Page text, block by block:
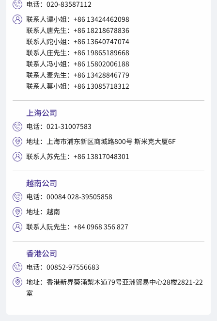
 电话：020-83587112

联系人谭小姐：+86 13424462098
联系人唐先生：+86 18218678836
联系人陀小姐：+86 13640747074
联系人庄先生：+86 19865189668
联系人冯小姐：+86 15802006188
联系人麦先生：+86 13428846779
联系人莫小姐：+86 13085718312
上海公司
 电话：021-31007583
 地址：上海市浦东新区商城路800号 斯米克大厦6F
 联系人苏先生：+86 13817048301
越南公司
 电话：00084 028-39505858
 地址：越南
 联系人阮先生：+84 0968 356 827
香港公司
 电话：00852-97556683

地址：香港新界葵涌梨木道79号亚洲贸易中心28楼2821-22
室